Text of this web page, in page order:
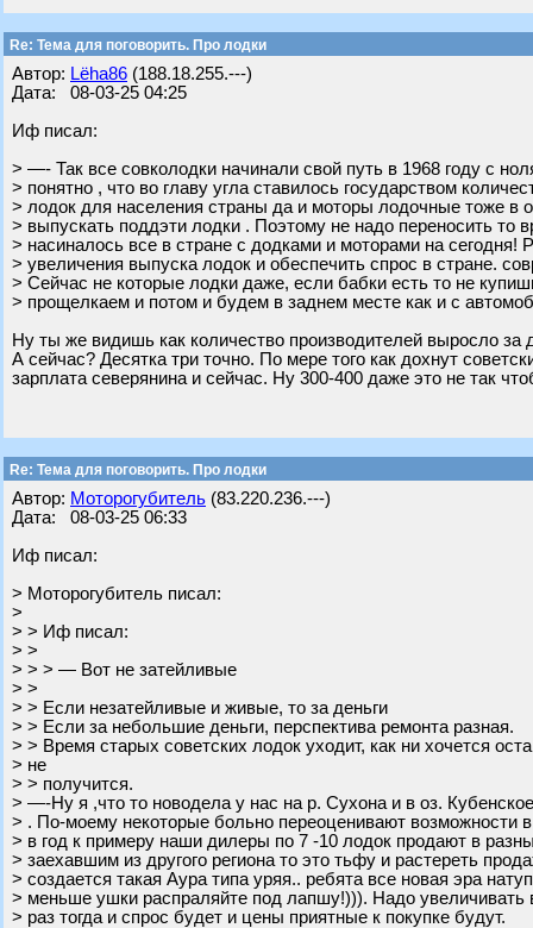
Re: Тема для поговорить. Про лодки
Автор: Lёha86 (188.18.255.---)
Дата: 08-03-25 04:25
Иф писал:
> —- Так все совколодки начинали свой путь в 1968 году с
> понятно , что во главу угла ставилось государством
> лодок для населения страны да и моторы лодочные тоже в
> выпускать поддэти лодки . Поэтому не надо переносить то
> насиналось все в стране с додками и моторами на сегодня!
> увеличения выпуска лодок и обеспечить спрос в стране.
> Сейчас не которые лодки даже, если бабки есть то не
> прощелкаем и потом и будем в заднем месте как и с
Ну ты же видишь как количество производителей выросло
А сейчас? Десятка три точно. По мере того как дохнут
зарплата северянина и сейчас. Ну 300-400 даже это не так
Re: Тема для поговорить. Про лодки
Автор: Моторогубитель (83.220.236.---)
Дата: 08-03-25 06:33
Иф писал:
> Моторогубитель писал:
>
> > Иф писал:
> >
> > > — Вот не затейливые
> >
> > Если незатейливые и живые, то за деньги
> > Если за небольшие деньги, перспектива ремонта разная.
> > Время старых советских лодок уходит, как ни хочется
> не
> > получится.
> —-Ну я ,что то новодела у нас на р. Сухона и в оз.
> . По-моему некоторые больно переоценивают возможности
> в год к примеру наши дилеры по 7 -10 лодок продают в
> заехавшим из другого региона то это тьфу и растереть
> создается такая Аура типа уряя.. ребята все новая эра
> меньше ушки распраляйте под лапшу!))). Надо увеличивать
> раз тогда и спрос будет и цены приятные к покупке будут.